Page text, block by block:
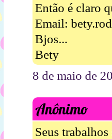
Então é claro
Email:
Bjos...
Bety
8 de maio de
Anônimo
Seus